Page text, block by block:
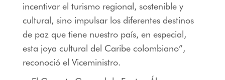
incentivar el turismo regional, sostenible y
cultural, sino impulsar los diferentes destinos
de paz que tiene nuestro país, en especial,
esta joya cultural del Caribe colombiano”,
reconoció el Viceministro.